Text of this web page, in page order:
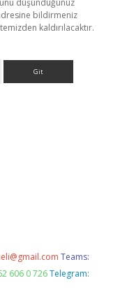
düşündüğünüz
bildirmeniz
kaldırılacaktır.
Teams:
606 0 726 Telegram: